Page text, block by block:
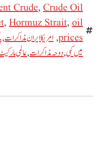
Crude, Crude Oil
, Hormuz Strait, oil
prices
, امریکا ایران مذاکرات,
میں کمی,دوحہ مذاکرات,عالمی